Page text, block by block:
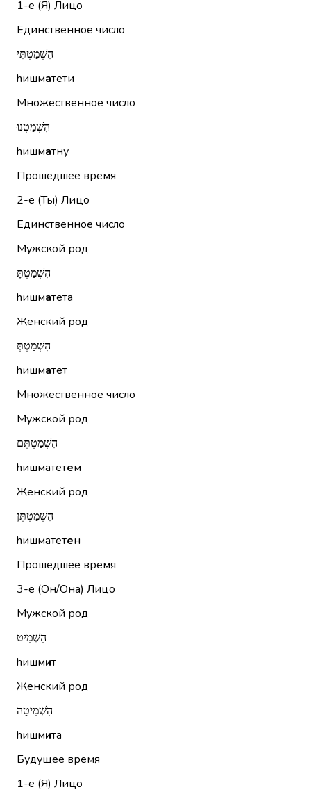
1-е (Я) Лицо
Единственное число
הִשְׁמַטְתִּי
hишматети
Множественное число
הִשְׁמַטְנוּ
hишматну
Прошедшее время
2-е (Ты) Лицо
Единственное число
Мужской род
הִשְׁמַטְתָּ
hишматета
Женский род
הִשְׁמַטְתְּ
hишматет
Множественное число
Мужской род
הִשְׁמַטְתֶּם
hишматетем
Женский род
הִשְׁמַטְתֶּן
hишматетен
Прошедшее время
3-е (Он/Она) Лицо
Мужской род
הִשְׁמִיט
hишмит
Женский род
הִשְׁמִיטָה
hишмита
Будущее время
1-е (Я) Лицо